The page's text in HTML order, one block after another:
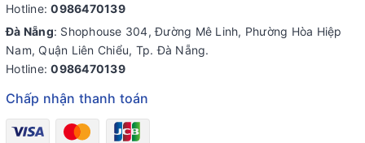
Hotline:0986470139
Đà Nẵng: Shophouse 304, Đường Mê Linh, Phường Hòa Hiệp
Nam, Quận Liên Chiểu, Tp. Đà Nẵng.
Hotline:0986470139
Chấp nhận thanh toán